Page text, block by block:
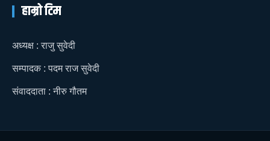
हाम्रो टिम
अध्यक्ष : राजु सुवेदी
सम्पादक : पदम राज सुवेदी
संवाददाता : नीरु गौतम